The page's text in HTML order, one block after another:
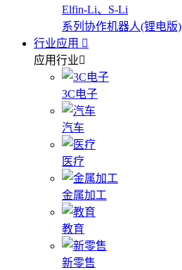
Elfin-Li、S-Li
系列协作机器人(锂电版)
行业应用
应用行业
3C电子
汽车
医疗
金属加工
教育
新零售